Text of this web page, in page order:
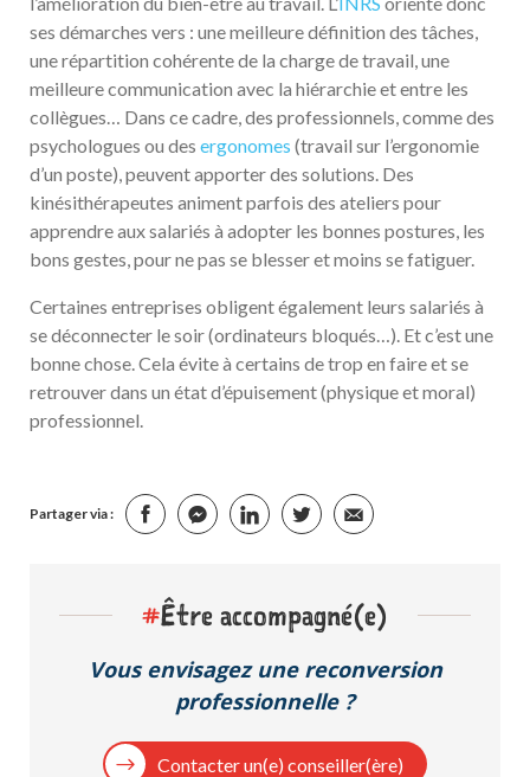
ses démarches vers : une meilleure définition des tâches,
une répartition cohérente de la charge de travail, une
meilleure communication avec la hiérarchie et entre les
collègues… Dans ce cadre, des professionnels, comme des
psychologues ou des ergonomes (travail sur l’ergonomie
d’un poste), peuvent apporter des solutions. Des
kinésithérapeutes animent parfois des ateliers pour
apprendre aux salariés à adopter les bonnes postures, les
bons gestes, pour ne pas se blesser et moins se fatiguer.
Certaines entreprises obligent également leurs salariés à
se déconnecter le soir (ordinateurs bloqués…). Et c’est une
bonne chose. Cela évite à certains de trop en faire et se
retrouver dans un état d’épuisement (physique et moral)
professionnel.
Partager via :
#Être accompagné(e)
Vous envisagez une reconversion
professionnelle ?
Contacter un(e) conseiller(ère)